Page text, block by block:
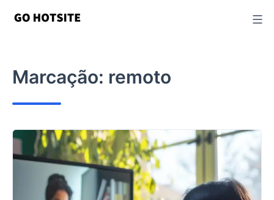
Marcação: remoto